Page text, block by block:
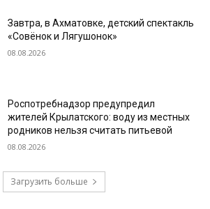
Завтра, в Ахматовке, детский спектакль
«Совёнок и Лягушонок»
08.08.2026
Роспотребнадзор предупредил
жителей Крылатского: воду из местных
родников нельзя считать питьевой
08.08.2026
Загрузить больше